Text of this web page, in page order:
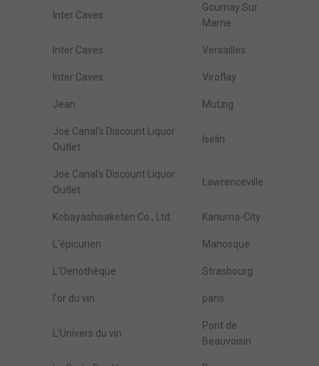
Inter Caves
Gournay Sur
Marne
Inter Caves Versailles
Inter Caves Viroflay
Jean Mutzig
Joe Canal's Discount Liquor
Outlet
Iselin
Joe Canal's Discount Liquor
Outlet
Lawrenceville
Kobayashisaketen Co., Ltd. Kanuma-City
L'épicurien Manosque
L'Oenothèque Strasbourg
l'or du vin paris
L'Univers du vin
Pont de
Beauvoisin